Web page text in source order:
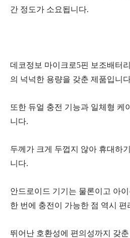
간 정도가 소요됩니다.
데코정보 마이크로5핀 보조배터
의 넉넉한 용량을 갖춘 제품입니
또한 듀얼 충전 기능과 일체형 케
니다.
두께가 크게 두껍지 않아 휴대하
니다.
안드로이드 기기는 물론이고 아
한 번에 충전이 가능한 점 역시 편
뛰어난 호환성에 편의성까지 갖